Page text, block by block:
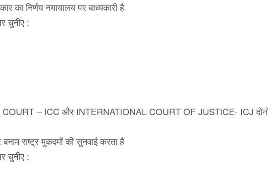
का निर्णय नयायालय पर बाध्यकारी है
चुनीए :
– ICC और INTERNATIONAL COURT OF JUSTICE- ICJ
राष्ट्र मुकदमों की सुनवाई करता है
चुनीए :